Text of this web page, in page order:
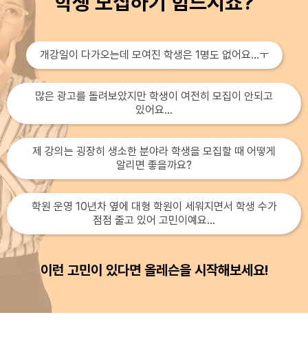
개강일이 다가오는데 모여진 학생은 1명도 없어요...ㅜ
많은 광고를 돌려보았지만 학생이 여전히 모집이 안되고
있어요...
제 강의는 굉장히 생소한 분야라 학생을 모집할 때 어떻게
알리면 좋을까요?
학원 운영 10년차 옆에 대형 학원이 세워지면서 학생 수가
점점 줄고 있어 고민이예요...
이런 고민이 있다면 올레슨을 시작해보세요!